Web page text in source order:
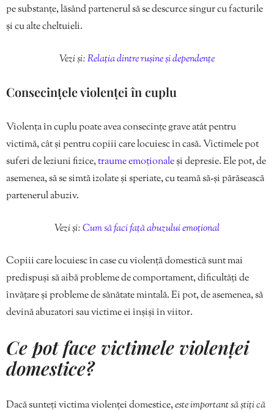
pe substanțe, lăsând partenerul să se descurce singur cu facturile
și cu alte cheltuieli.
Vezi și:Relația dintre rușine și dependențe
Consecințele violenței în cuplu
Violența în cuplu poate avea consecințe grave atât pentru
victimă, cât și pentru copiii care locuiesc în casă. Victimele pot
suferi de leziuni fizice,traume emoționaleși depresie. Ele pot, de
asemenea, să se simtă izolate și speriate, cu teamă să-și părăsească
partenerul abuziv.
Vezi și:Cum să faci față abuzului emoțional
Copiii care locuiesc în case cu violență domestică sunt mai
predispuși să aibă probleme de comportament, dificultăți de
învățare și probleme de sănătate mintală. Ei pot, de asemenea, să
devină abuzatori sau victime ei înșiși în viitor.
Ce pot face victimele violenței
domestice?
Dacă sunteți victima violenței domestice,este important să știți că